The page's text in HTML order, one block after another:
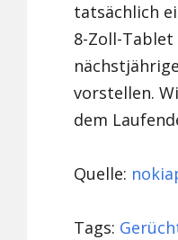
tatsächlich
8-Zoll-Tablet
vorstellen.
dem
Quelle:
Tags: